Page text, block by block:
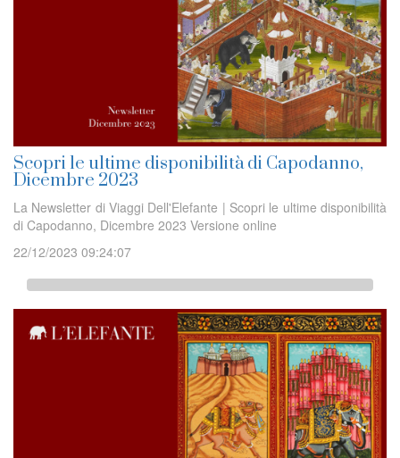
Scopri le ultime disponibilità di Capodanno,
Dicembre 2023
La Newsletter di Viaggi Dell'Elefante | Scopri le ultime disponibilità
di Capodanno, Dicembre 2023 Versione online
22/12/2023 09:24:07